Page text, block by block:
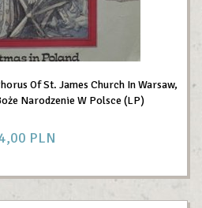
Of St. James Church In Warsaw,
Narodzenie W Polsce (LP)
00 PLN